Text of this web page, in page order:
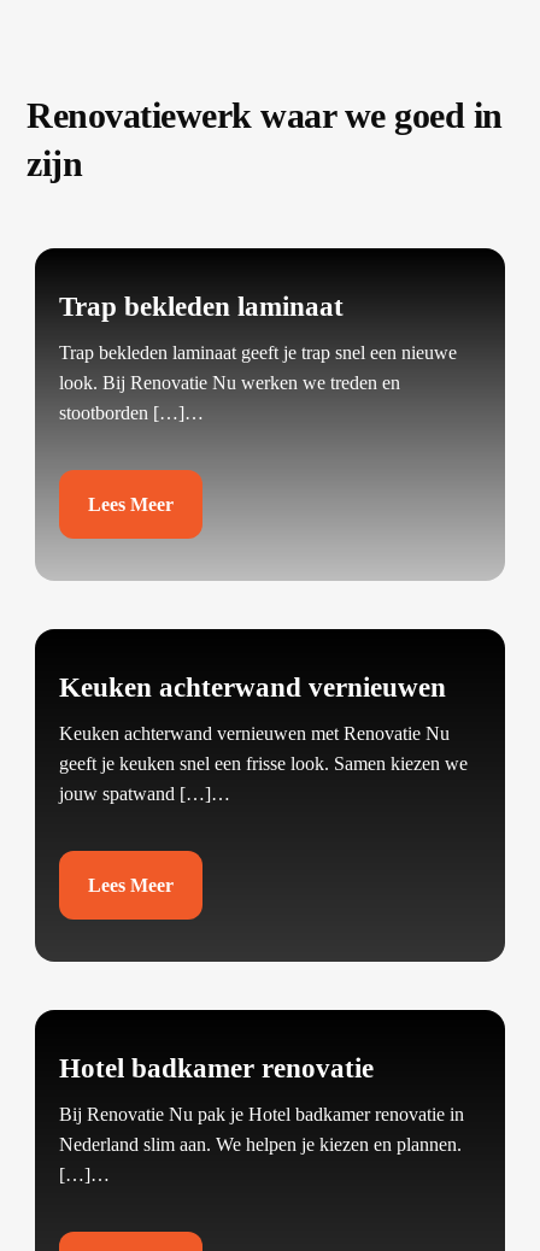
Renovatiewerk waar we goed in
zijn
Trap bekleden laminaat
Trap bekleden laminaat geeft je trap snel een nieuwe
look.​ Bij Renovatie Nu werken we treden en
stootborden […]…
Lees Meer
Keuken achterwand vernieuwen
Keuken achterwand vernieuwen met Renovatie Nu
geeft je keuken snel een frisse look.​ Samen kiezen we
jouw spatwand […]…
Lees Meer
Hotel badkamer renovatie
Bij Renovatie Nu pak je Hotel badkamer renovatie in
Nederland slim aan.​ We helpen je kiezen en plannen.​
[…]…